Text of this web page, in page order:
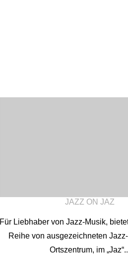
JAZZ ON JAZ
Für Liebhaber von Jazz-Musik,
Reihe von ausgezeichneten
Ortszentrum, im